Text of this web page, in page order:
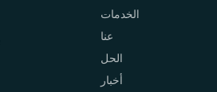
الخدمات
عنا
الحل
أخبار